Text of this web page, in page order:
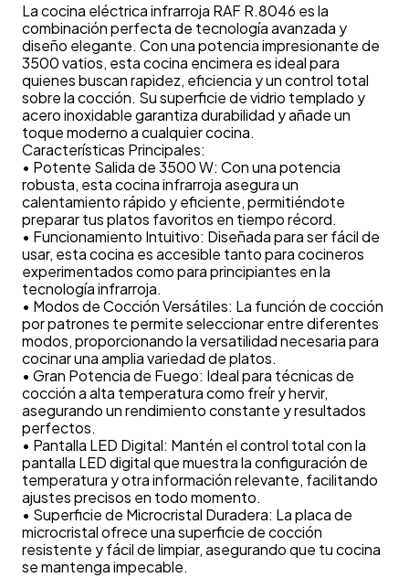
La cocina eléctrica infrarroja RAF R.8046 es la
combinación perfecta de tecnología avanzada y
diseño elegante. Con una potencia impresionante de
3500 vatios, esta cocina encimera es ideal para
quienes buscan rapidez, eficiencia y un control total
sobre la cocción. Su superficie de vidrio templado y
acero inoxidable garantiza durabilidad y añade un
toque moderno a cualquier cocina.
Características Principales:
• Potente Salida de 3500 W: Con una potencia
robusta, esta cocina infrarroja asegura un
calentamiento rápido y eficiente, permitiéndote
preparar tus platos favoritos en tiempo récord.
• Funcionamiento Intuitivo: Diseñada para ser fácil de
usar, esta cocina es accesible tanto para cocineros
experimentados como para principiantes en la
tecnología infrarroja.
• Modos de Cocción Versátiles: La función de cocción
por patrones te permite seleccionar entre diferentes
modos, proporcionando la versatilidad necesaria para
cocinar una amplia variedad de platos.
• Gran Potencia de Fuego: Ideal para técnicas de
cocción a alta temperatura como freír y hervir,
asegurando un rendimiento constante y resultados
perfectos.
• Pantalla LED Digital: Mantén el control total con la
pantalla LED digital que muestra la configuración de
temperatura y otra información relevante, facilitando
ajustes precisos en todo momento.
• Superficie de Microcristal Duradera: La placa de
microcristal ofrece una superficie de cocción
resistente y fácil de limpiar, asegurando que tu cocina
se mantenga impecable.